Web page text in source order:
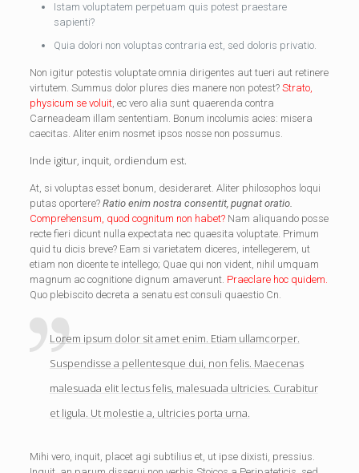
Istam voluptatem perpetuam quis potest praestare
sapienti?
Quia dolori non voluptas contraria est, sed doloris privatio.
Non igitur potestis voluptate omnia dirigentes aut tueri aut retinere
virtutem. Summus dolor plures dies manere non potest? Strato,
physicum se voluit, ec vero alia sunt quaerenda contra
Carneadeam illam sententiam. Bonum incolumis acies: misera
caecitas. Aliter enim nosmet ipsos nosse non possumus.
Inde igitur, inquit, ordiendum est.
At, si voluptas esset bonum, desideraret. Aliter philosophos loqui
putas oportere? Ratio enim nostra consentit, pugnat oratio.
Comprehensum, quod cognitum non habet?Nam aliquando posse
recte fieri dicunt nulla expectata nec quaesita voluptate. Primum
quid tu dicis breve? Eam si varietatem diceres, intellegerem, ut
etiam non dicente te intellego; Quae qui non vident, nihil umquam
magnum ac cognitione dignum amaverunt. Praeclare hoc quidem.
Quo plebiscito decreta a senatu est consuli quaestio Cn.
Lorem ipsum dolor sit amet enim. Etiam ullamcorper.
Suspendisse a pellentesque dui, non felis. Maecenas
malesuada elit lectus felis, malesuada ultricies. Curabitur
et ligula. Ut molestie a, ultricies porta urna.
Mihi vero, inquit, placet agi subtilius et, ut ipse dixisti, pressius.